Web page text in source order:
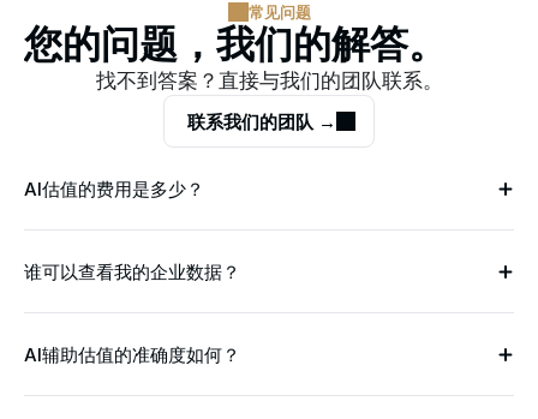
常见问题
您的问题，我们的解答。
找不到答案？直接与我们的团队联系。
联系我们的团队 →
AI估值的费用是多少？
谁可以查看我的企业数据？
AI辅助估值的准确度如何？